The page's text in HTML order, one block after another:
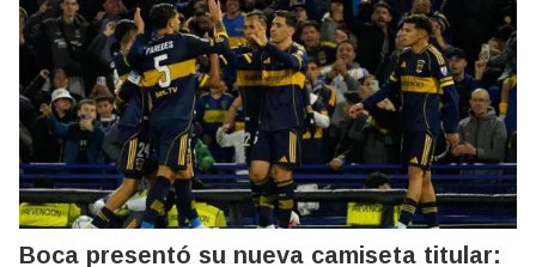
Boca presentó su nueva camiseta titular: